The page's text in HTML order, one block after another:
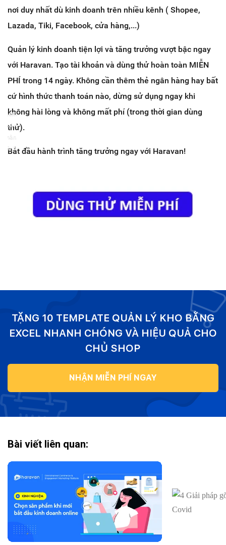
nơi duy nhất dù kinh doanh trên nhiều kênh ( Shopee,
Lazada, Tiki, Facebook, cửa hàng,...)
Quản lý kinh doanh tiện lợi và tăng trưởng vượt bậc ngay
với Haravan. Tạo tài khoản và dùng thử hoàn toàn MIỄN
PHÍ trong 14 ngày. Không cần thêm thẻ ngân hàng hay bất
cứ hình thức thanh toán nào, dừng sử dụng ngay khi
không hài lòng và không mất phí (trong thời gian dùng
thử).
Bắt đầu hành trình tăng trưởng ngay với Haravan!
Xem
toàn
màn
hình
TẶNG 10 TEMPLATE QUẢN LÝ KHO BẰNG
EXCEL NHANH CHÓNG VÀ HIỆU QUẢ CHO
CHỦ SHOP
NHẬN MIỄN PHÍ NGAY
Bài viết liên quan: